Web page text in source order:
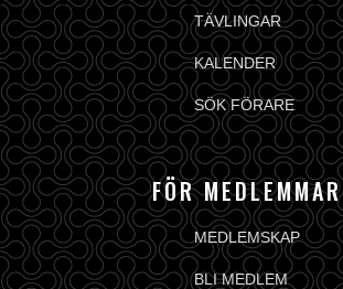
TÄVLINGAR
KALENDER
SÖK FÖRARE
FÖR MEDLEMMAR
MEDLEMSKAP
BLI MEDLEM